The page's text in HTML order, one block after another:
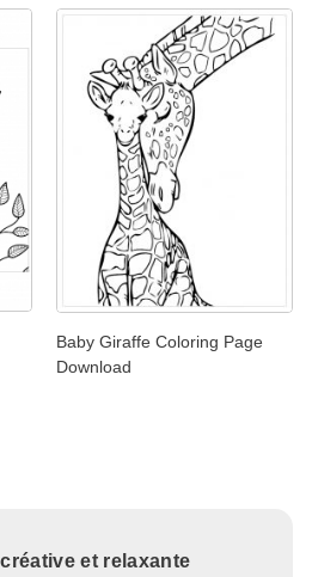
Baby Giraffe Coloring Page
Download
et relaxante